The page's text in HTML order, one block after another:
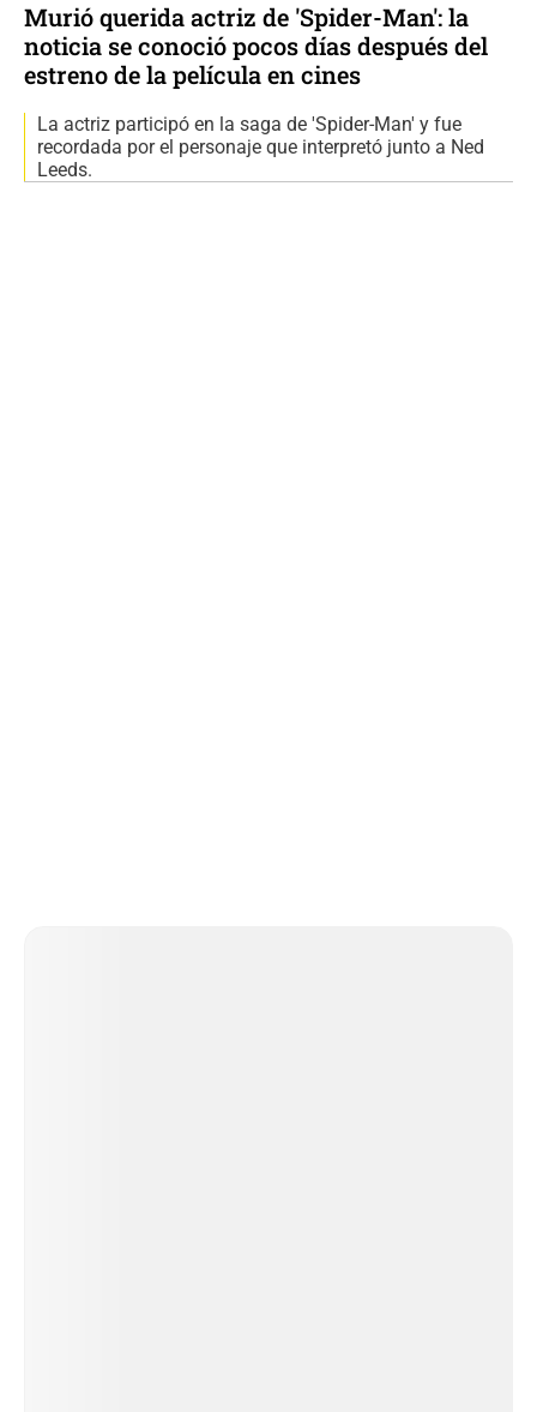
Murió querida actriz de 'Spider-Man': la
noticia se conoció pocos días después del
estreno de la película en cines
La actriz participó en la saga de 'Spider-Man' y fue
recordada por el personaje que interpretó junto a Ned
Leeds.